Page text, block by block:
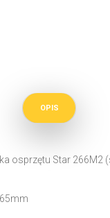
OPIS
osprzętu Star 266M2